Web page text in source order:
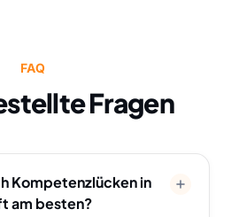
FAQ
Fragen
Kompetenzlücken in
am besten?